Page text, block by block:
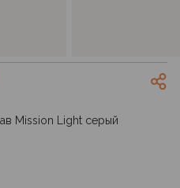
Mission Light серый